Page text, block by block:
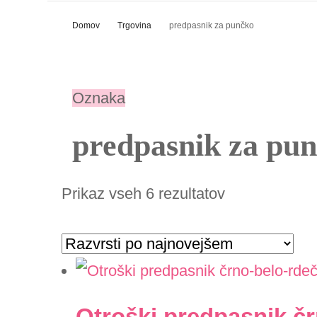
Domov Trgovina predpasnik za punčko
Oznaka
predpasnik za
Prikaz vseh 6 rezultatovRazvrščeno
datumu